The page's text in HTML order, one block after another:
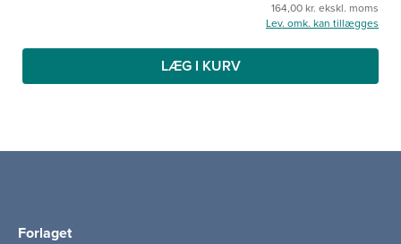
164,00 kr. ekskl. moms
Lev. omk. kan tillægges
LÆG I KURV
Forlaget